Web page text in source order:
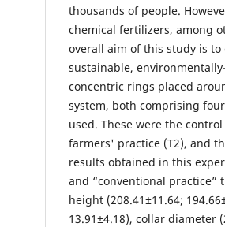
thousands of people.
chemical fertilizers, among
overall aim of this study is
sustainable,
concentric rings placed
system, both comprising
used. These were the
farmers' practice (T2), and
results obtained in this
and “conventional practice”
height (208.41±11.64;
13.91±4.18), collar diameter